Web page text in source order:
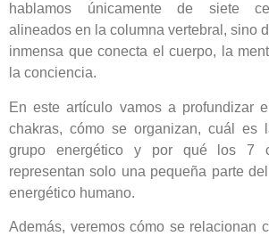
hablamos únicamente de siete
alineados en la columna vertebral, sino
inmensa que conecta el cuerpo, la
la conciencia.
En este artículo vamos a profundizar
chakras, cómo se organizan, cuál es
grupo energético y por qué los 7
representan solo una pequeña parte
energético humano.
Además, veremos cómo se relacionan